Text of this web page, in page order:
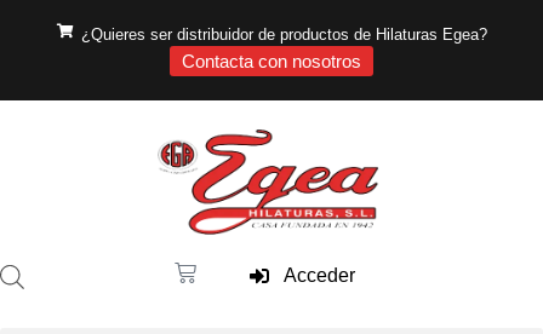
¿Quieres ser distribuidor de productos de Hilaturas Egea?
Contacta con nosotros
Acceder